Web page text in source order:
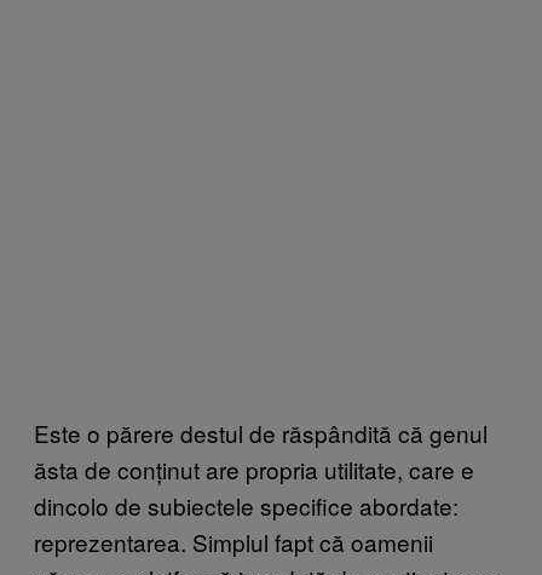
Este o părere destul de răspândită că genul
ăsta de conținut are propria utilitate, care e
dincolo de subiectele specifice abordate:
reprezentarea. Simplul fapt că oamenii